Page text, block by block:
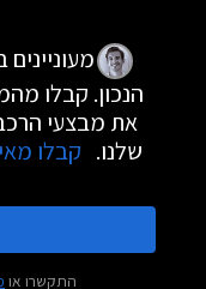
הנכון. קבלו
את מבצעי
שלנו. קבלו
התקשרו או